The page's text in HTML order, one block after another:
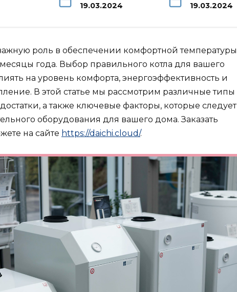
19.03.2024 19.03.2024
роль в обеспечении комфортной температуры
года. Выбор правильного котла для вашего
на уровень комфорта, энергоэффективность и
В этой статье мы рассмотрим различные типы
а также ключевые факторы, которые следует
оборудования для вашего дома. Заказать
на сайте https://daichi.cloud/.